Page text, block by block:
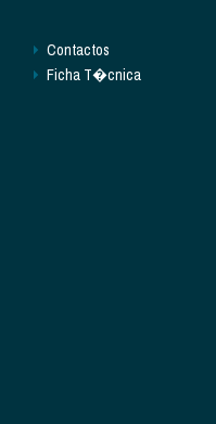
Contactos
Ficha T�cnica